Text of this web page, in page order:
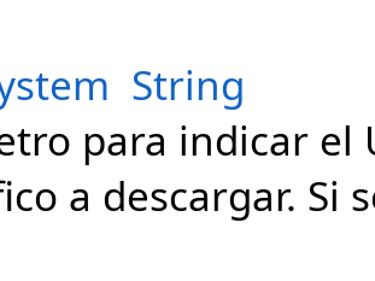
String
para indicar
a descargar.